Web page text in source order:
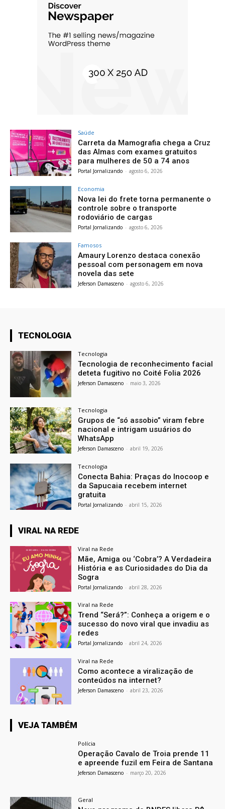
Saúde
Carreta da Mamografia chega a Cruz
das Almas com exames gratuitos
para mulheres de 50 a 74 anos
Portal Jornalizando - agosto 6, 2026
Economia
Nova lei do frete torna permanente o
controle sobre o transporte
rodoviário de cargas
Portal Jornalizando - agosto 6, 2026
Famosos
Amaury Lorenzo destaca conexão
pessoal com personagem em nova
novela das sete
Jeferson Damasceno - agosto 6, 2026
TECNOLOGIA
Tecnologia
Tecnologia de reconhecimento facial
deteta fugitivo no Coité Folia 2026
Jeferson Damasceno - maio 3, 2026
Tecnologia
Grupos de “só assobio” viram febre
nacional e intrigam usuários do
WhatsApp
Jeferson Damasceno - abril 19, 2026
Tecnologia
Conecta Bahia: Praças do Inocoop e
da Sapucaia recebem internet
gratuita
Portal Jornalizando - abril 15, 2026
VIRAL NA REDE
Viral na Rede
Mãe, Amiga ou ‘Cobra’? A Verdadeira
História e as Curiosidades do Dia da
Sogra
Portal Jornalizando - abril 28, 2026
Viral na Rede
Trend “Será?”: Conheça a origem e o
sucesso do novo viral que invadiu as
redes
Portal Jornalizando - abril 24, 2026
Viral na Rede
Como acontece a viralização de
conteúdos na internet?
Jeferson Damasceno - abril 23, 2026
VEJA TAMBÉM
Polícia
Operação Cavalo de Troia prende 11
e apreende fuzil em Feira de Santana
Jeferson Damasceno - março 20, 2026
Geral